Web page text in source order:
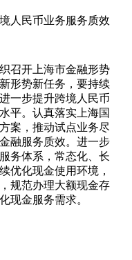
人民币业务服务质效
召开上海市金融形势
形势新任务，要持续
一步提升跨境人民币
平。认真落实上海国
案，推动试点业务尽
融服务质效。进一步
务体系，常态化、长
优化现金使用环境，
规范办理大额现金存
现金服务需求。